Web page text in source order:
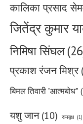
कालिका प्रसाद
जितेंद्र कुमार
निमिषा सिंघल
प्रकाश रंजन मिश्र
बिमल तिवारी "आत्मबोध"
यशु जान (10) रामबृक्ष (1)